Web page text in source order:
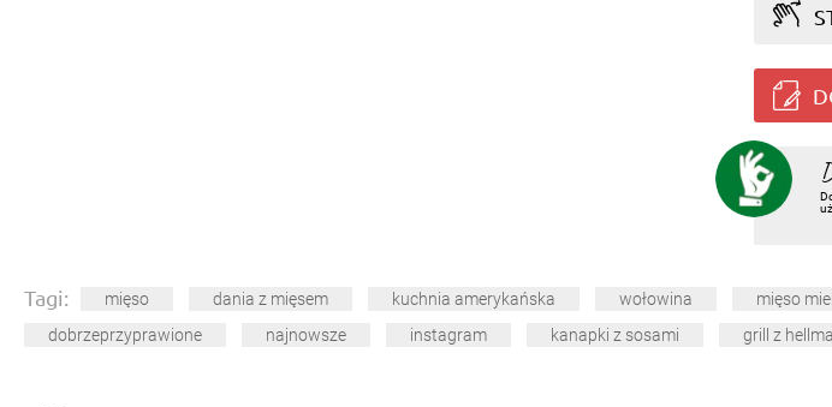
Tagi: mięso dania z mięsem kuchnia amerykańska wołowina mięso
dobrzeprzyprawione
najnowsze instagram kanapki z sosami grill z